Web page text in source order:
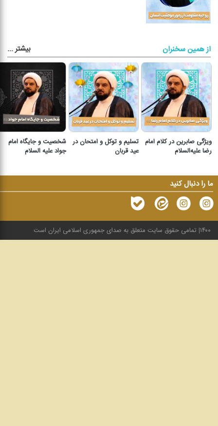
از همین سخنران بیشتر...
ویژگی صابرین در کلام امام
رضا علیه‌السلام
تسلیم و توکل و امتحان در
عید قربان
شخصیت و جایگاه امام
جواد علیه السلام
ما را دنبال کنید
۱۴۰۰ تمامی حقوق سایت متعلق به صدای جمهوری اسلامی ایران است